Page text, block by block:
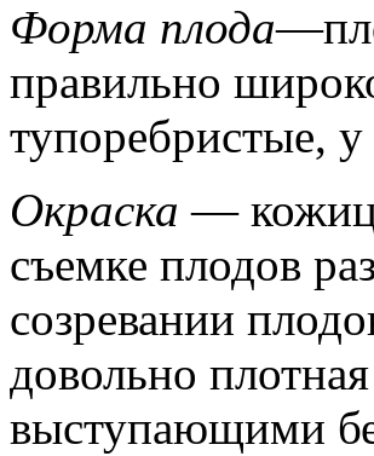
Форма плода
правильно
тупоребристые,
Окраска—
съемке плодов
созревании
довольно
выступающими